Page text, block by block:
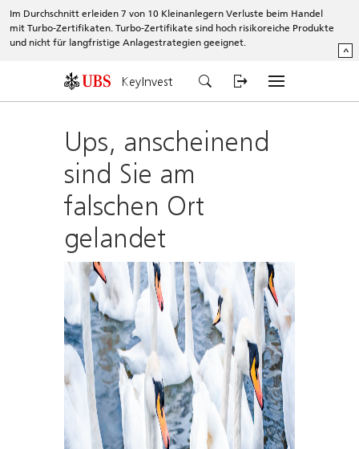
Im Durchschnitt erleiden 7 von 10 Kleinanlegern Verluste beim Handel
mit Turbo-Zertifikaten. Turbo-Zertifikate sind hoch risikoreiche Produkte
und nicht für langfristige Anlagestrategien geeignet.
^
KeyInvest
Ups, anscheinend
sind Sie am
falschen Ort
gelandet